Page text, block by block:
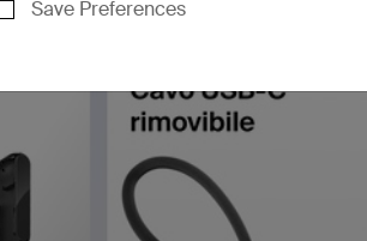
Save Preferences